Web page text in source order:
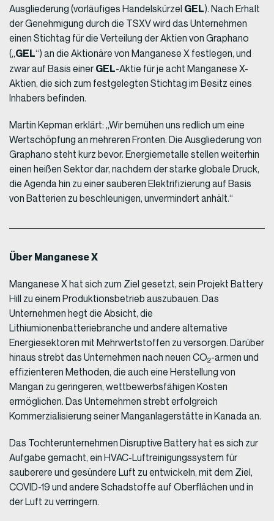
Ausgliederung (vorläufiges Handelskürzel GEL). Nach Erhalt
der Genehmigung durch die TSXV wird das Unternehmen
einen Stichtag für die Verteilung der Aktien von Graphano
(„GEL“) an die Aktionäre von Manganese X festlegen, und
zwar auf Basis einer GEL-Aktie für je acht Manganese X-
Aktien, die sich zum festgelegten Stichtag im Besitz eines
Inhabers befinden.
Martin Kepman erklärt: „Wir bemühen uns redlich um eine
Wertschöpfung an mehreren Fronten. Die Ausgliederung von
Graphano steht kurz bevor. Energiemetalle stellen weiterhin
einen heißen Sektor dar, nachdem der starke globale Druck,
die Agenda hin zu einer sauberen Elektrifizierung auf Basis
von Batterien zu beschleunigen, unvermindert anhält.“
Über Manganese X
Manganese X hat sich zum Ziel gesetzt, sein Projekt Battery
Hill zu einem Produktionsbetrieb auszubauen. Das
Unternehmen hegt die Absicht, die
Lithiumionenbatteriebranche und andere alternative
Energiesektoren mit Mehrwertstoffen zu versorgen. Darüber
hinaus strebt das Unternehmen nach neuen CO2-armen und
effizienteren Methoden, die auch eine Herstellung von
Mangan zu geringeren, wettbewerbsfähigen Kosten
ermöglichen. Das Unternehmen strebt erfolgreich
Kommerzialisierung seiner Manganlagerstätte in Kanada an.
Das Tochterunternehmen Disruptive Battery hat es sich zur
Aufgabe gemacht, ein HVAC-Luftreinigungssystem für
sauberere und gesündere Luft zu entwickeln, mit dem Ziel,
COVID-19 und andere Schadstoffe auf Oberflächen und in
der Luft zu verringern.